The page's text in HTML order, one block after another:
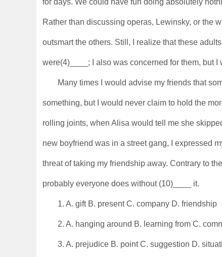
for days. We could have fun doing absolutely
Rather than discussing operas, Lewinsky, or the
outsmart the others. Still, I realize that these
were(4)____; I also was concerned for them, but I
Many times I would advise my friends that
something, but I would never claim to hold the
rolling joints, when Alisa would tell me she
new boyfriend was in a street gang, I expressed
threat of taking my friendship away. Contrary to
probably everyone does without (10)____ it.
1. A. gift B. present C. company D. friendship
2. A. hanging around B. learning from C.
3. A. prejudice B. point C. suggestion D.